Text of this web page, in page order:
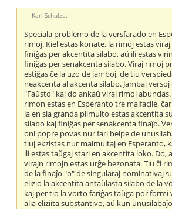
Karl Schulze:
Speciala problemo de la versfarado en
rimoj. Kiel estas konate, la rimoj estas
finiĝas per akcentita silabo, aŭ ili estas
finiĝas per senakcenta silabo. Viraj rimoj
estiĝas ĉe la uzo de jamboj, de tiu
neakcenta al akcenta silabo. Jambaj
"Faŭsto" kaj do ankaŭ viraj rimoj abundas.
rimon estas en Esperanto tre malfacile,
ja en sia granda plimulto estas akcentita
silabo kaj finiĝas per senakcenta finaĵo.
oni popre povas nur fari helpe de
tiuj ekzistas nur malmultaj en Esperanto,
ili estas taŭgaj stari en akcentita loko. Do,
virajn rimojn estas urĝe bezonata. Tiu ĉi
de la finaĵo "o" de singularaj nominativaj
elizio la akcentita antaŭlasta silabo de la
kaj per tio la vorto fariĝas taŭga por formi
alia eliziita substantivo, aŭ kun